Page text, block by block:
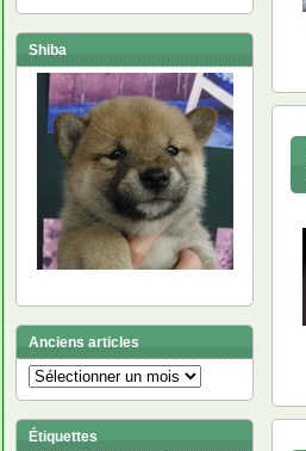
Shiba
Anciens articles
Anciens
articles
Étiquettes